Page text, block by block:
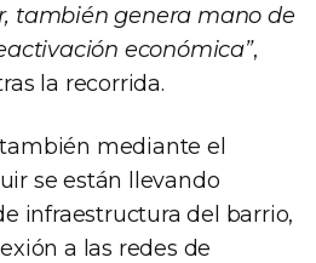
también genera mano de
económica”,
la recorrida.
mediante el
se están llevando
infraestructura del barrio,
a las redes de